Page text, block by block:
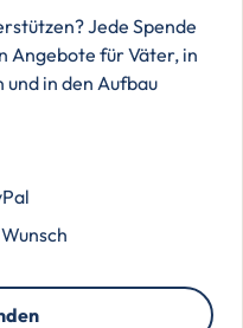
Jede Spende
Angebote für Väter, in
in den Aufbau